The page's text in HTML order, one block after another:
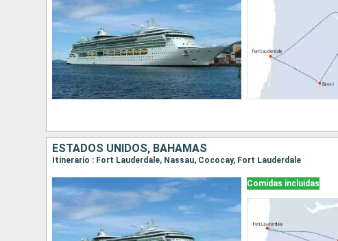
ESTADOS UNIDOS, BAHAMAS
Itinerario : Fort Lauderdale, Nassau, Cococay, Fort Lauderdale
Comidas incluidas